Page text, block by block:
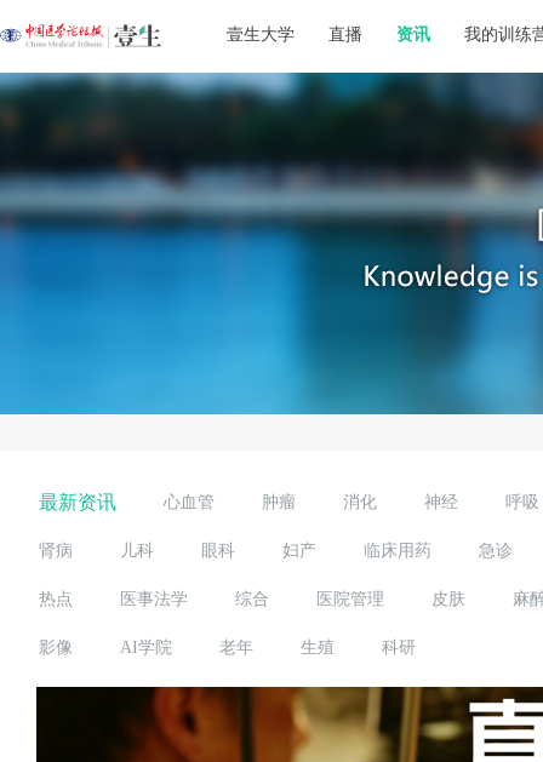
壹生大学 直播 资讯 我的训练
最新资讯 心血管 肿瘤 消化 神经 呼吸
肾病 儿科 眼科 妇产 临床用药 急诊
热点 医事法学 综合 医院管理 皮肤 麻
影像 AI学院 老年 生殖 科研